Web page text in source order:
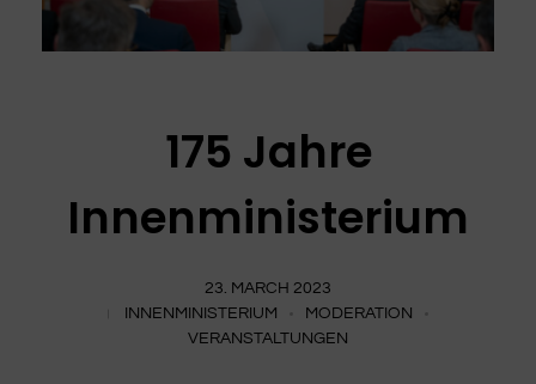
175 Jahre
Innenministerium
23. MARCH 2023
INNENMINISTERIUM
MODERATION
VERANSTALTUNGEN